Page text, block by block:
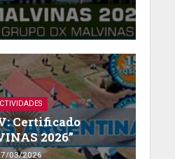
Certificado
2026”
03/2026